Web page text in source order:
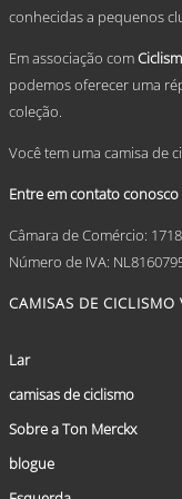
conhecidas a pequenos
Em associação com
podemos oferecer uma
coleção.
Você tem uma camisa de
Entre em contato conosco
Câmara de Comércio:
Número de IVA:
CAMISAS DE CICLISMO
Lar
camisas de ciclismo
Sobre a Ton Merckx
blogue